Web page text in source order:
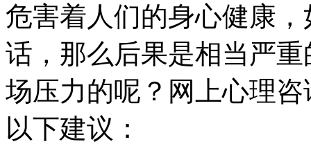
危害着人们的身心健康
话，那么后果是相当严
场压力的呢？网上心理
以下建议：